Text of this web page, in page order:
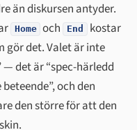
än diskursen antyder.
Home och End
kostar
gör det. Valet är inte
det är “spec-härledd
och den
den större för att den